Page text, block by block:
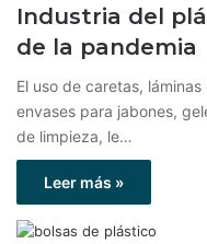
Industria del
de la pandemia
El uso de caretas,
envases para jabones,
de limpieza, le…
Leer más »